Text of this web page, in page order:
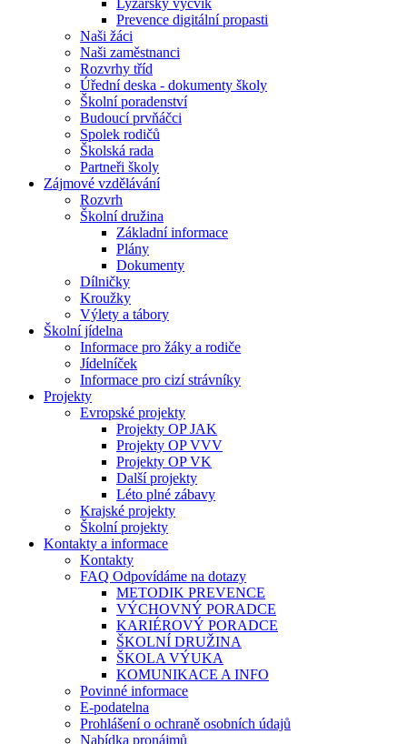
Lyžařský výcvik
Prevence digitální propasti
Naši žáci
Naši zaměstnanci
Rozvrhy tříd
Úřední deska - dokumenty školy
Školní poradenství
Budoucí prvňáčci
Spolek rodičů
Školská rada
Partneři školy
Zájmové vzdělávání
Rozvrh
Školní družina
Základní informace
Plány
Dokumenty
Dílničky
Kroužky
Výlety a tábory
Školní jídelna
Informace pro žáky a rodiče
Jídelníček
Informace pro cizí strávníky
Projekty
Evropské projekty
Projekty OP JAK
Projekty OP VVV
Projekty OP VK
Další projekty
Léto plné zábavy
Krajské projekty
Školní projekty
Kontakty a informace
Kontakty
FAQ Odpovídáme na dotazy
METODIK PREVENCE
VÝCHOVNÝ PORADCE
KARIÉROVÝ PORADCE
ŠKOLNÍ DRUŽINA
ŠKOLA VÝUKA
KOMUNIKACE A INFO
Povinné informace
E-podatelna
Prohlášení o ochraně osobních údajů
Nabídka pronájmů